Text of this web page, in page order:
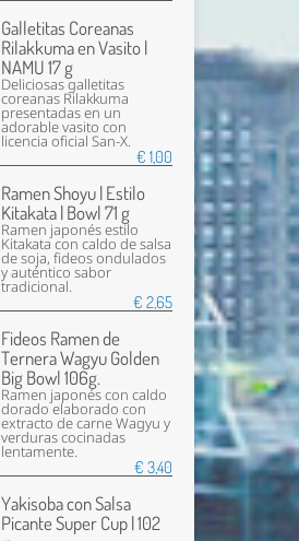
Galletitas Coreanas
Rilakkuma en Vasito |
NAMU 17 g
Deliciosas galletitas
coreanas Rilakkuma
presentadas en un
adorable vasito con
licencia oficial San-X.
€ 1,00
Ramen Shoyu | Estilo
Kitakata | Bowl 71 g
Ramen japonés estilo
Kitakata con caldo de salsa
de soja, fideos ondulados
y auténtico sabor
tradicional.
€ 2,65
Fideos Ramen de
Ternera Wagyu Golden
Big Bowl 106g.
Ramen japonés con caldo
dorado elaborado con
extracto de carne Wagyu y
verduras cocinadas
lentamente.
€ 3,40
Yakisoba con Salsa
Picante Super Cup | 102